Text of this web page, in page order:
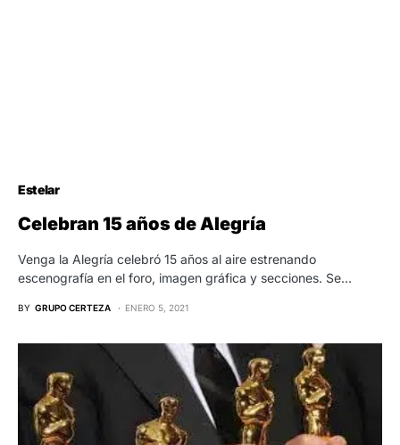
Estelar
Celebran 15 años de Alegría
Venga la Alegría celebró 15 años al aire estrenando
escenografía en el foro, imagen gráfica y secciones. Se…
BY GRUPO CERTEZA ENERO 5, 2021